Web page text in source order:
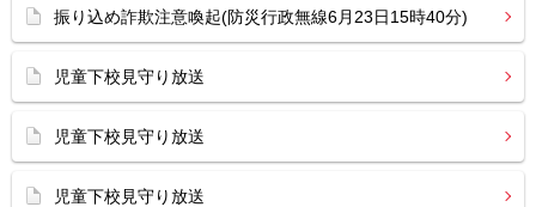
振り込め詐欺注意喚起(防災行政無線6月23日15時40分)
児童下校見守り放送
児童下校見守り放送
児童下校見守り放送